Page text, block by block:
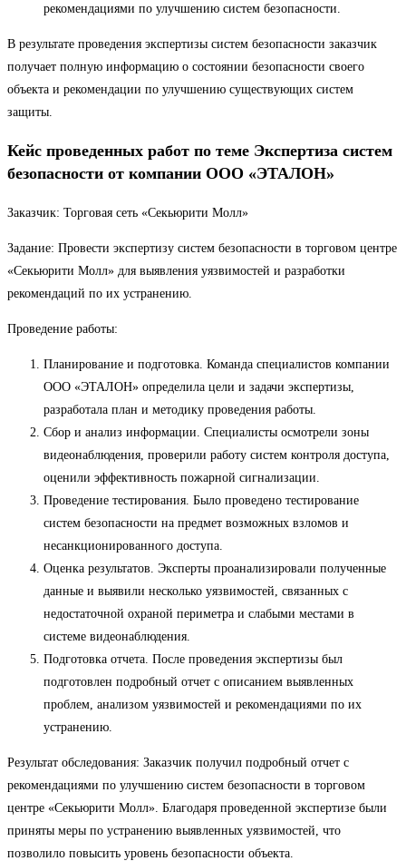
рекомендациями по улучшению систем безопасности.
В результате проведения экспертизы систем безопасности заказчик
получает полную информацию о состоянии безопасности своего
объекта и рекомендации по улучшению существующих систем
защиты.
Кейс проведенных работ по теме Экспертиза систем
безопасности от компании ООО «ЭТАЛОН»
Заказчик: Торговая сеть «Секьюрити Молл»
Задание: Провести экспертизу систем безопасности в торговом центре
«Секьюрити Молл» для выявления уязвимостей и разработки
рекомендаций по их устранению.
Проведение работы:
Планирование и подготовка. Команда специалистов компании
ООО «ЭТАЛОН» определила цели и задачи экспертизы,
разработала план и методику проведения работы.
Сбор и анализ информации. Специалисты осмотрели зоны
видеонаблюдения, проверили работу систем контроля доступа,
оценили эффективность пожарной сигнализации.
Проведение тестирования. Было проведено тестирование
систем безопасности на предмет возможных взломов и
несанкционированного доступа.
Оценка результатов. Эксперты проанализировали полученные
данные и выявили несколько уязвимостей, связанных с
недостаточной охраной периметра и слабыми местами в
системе видеонаблюдения.
Подготовка отчета. После проведения экспертизы был
подготовлен подробный отчет с описанием выявленных
проблем, анализом уязвимостей и рекомендациями по их
устранению.
Результат обследования: Заказчик получил подробный отчет с
рекомендациями по улучшению систем безопасности в торговом
центре «Секьюрити Молл». Благодаря проведенной экспертизе были
приняты меры по устранению выявленных уязвимостей, что
позволило повысить уровень безопасности объекта.